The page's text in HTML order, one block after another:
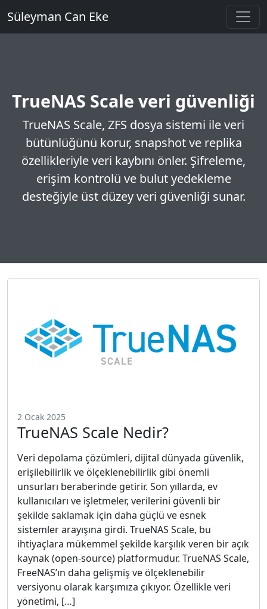
Süleyman Can Eke
TrueNAS Scale veri güvenliği
TrueNAS Scale, ZFS dosya sistemi ile veri
bütünlüğünü korur, snapshot ve replika
özellikleriyle veri kaybını önler. Şifreleme,
erişim kontrolü ve bulut yedekleme
desteğiyle üst düzey veri güvenliği sunar.
2 Ocak 2025
TrueNAS Scale Nedir?
Veri depolama çözümleri, dijital dünyada güvenlik,
erişilebilirlik ve ölçeklenebilirlik gibi önemli
unsurları beraberinde getirir. Son yıllarda, ev
kullanıcıları ve işletmeler, verilerini güvenli bir
şekilde saklamak için daha güçlü ve esnek
sistemler arayışına girdi. TrueNAS Scale, bu
ihtiyaçlara mükemmel şekilde karşılık veren bir açık
kaynak (open-source) platformudur. TrueNAS Scale,
FreeNAS’ın daha gelişmiş ve ölçeklenebilir
versiyonu olarak karşımıza çıkıyor. Özellikle veri
yönetimi, […]